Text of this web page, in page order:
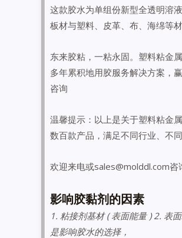
这款胶水为单组份新型全透明溶
板材与塑料、皮革、布、海绵等
东来胶粘，一粘永固。塑料粘金
多年累积地用胶服务解决方案，
咨询
温馨提示：以上是关于塑料粘金
数百款产品，满足不同行业、不
欢迎来电或sales@molddl.com咨
影响胶黏剂的因素
1. 粘接剂基材 ( 表面能量 ) 2. 表
是影响胶水的选择，